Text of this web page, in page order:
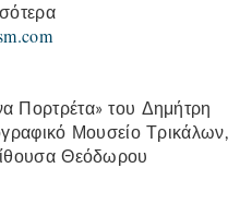
Πορτρέτα» του Δημήτρη
Μουσείο Τρικάλων,
Θεόδωρου